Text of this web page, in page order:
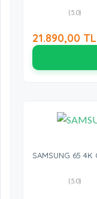
(5.0)
21.890,00 TL
SAMSUNG 65 4K
(5.0)